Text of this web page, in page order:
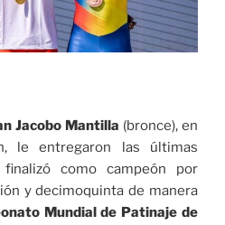
Jacobo Mantilla (bronce), en
le entregaron las últimas
como campeón por
y decimoquinta de manera
Mundial de Patinaje de